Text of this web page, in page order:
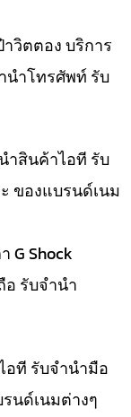
วิตตอง บริการ
นำโทรศัพท์ รับ
ำสินค้าไอที รับ
ของแบรนด์เนม
G Shock
รับจำนำ
อที รับจำนำมือ
นด์เนมต่างๆ